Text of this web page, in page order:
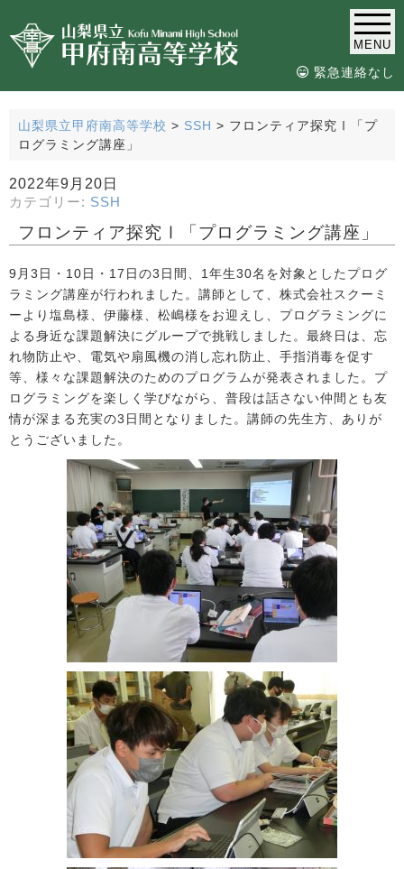
MENU
緊急連絡なし
山梨県立甲府南高等学校 > SSH > フロンティア探究Ⅰ「プ
ログラミング講座」
2022年9月20日
カテゴリー: SSH
フロンティア探究Ⅰ「プログラミング講座」
9月3日・10日・17日の3日間、1年生30名を対象としたプログ
ラミング講座が行われました。講師として、株式会社スクーミ
ーより塩島様、伊藤様、松嶋様をお迎えし、プログラミングに
よる身近な課題解決にグループで挑戦しました。最終日は、忘
れ物防止や、電気や扇風機の消し忘れ防止、手指消毒を促す
等、様々な課題解決のためのプログラムが発表されました。プ
ログラミングを楽しく学びながら、普段は話さない仲間とも友
情が深まる充実の3日間となりました。講師の先生方、ありが
とうございました。